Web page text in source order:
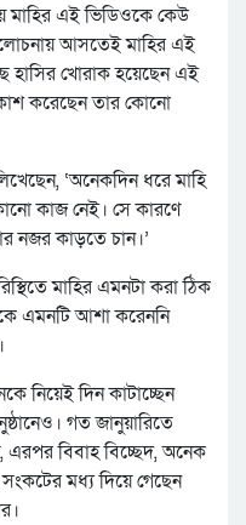
মাহির এই ভিডিওকে কেউ
আসতেই মাহির এই
হাসির খোরাক হয়েছেন এই
করেছেন তার কোনো
‘অনেকদিন ধরে মাহি
কাজ নেই। সে কারণে
নজর কাড়তে চান।’
মাহির এমনটা করা ঠিক
এমনটি আশা করেননি
নিয়েই দিন কাটাচ্ছেন
গত জানুয়ারিতে
এরপর বিবাহ বিচ্ছেদ, অনেক
মধ্য দিয়ে গেছেন